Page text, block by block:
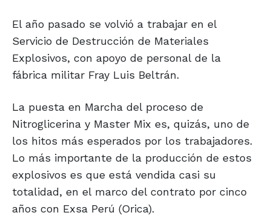
El año pasado se volvió a trabajar en el
Servicio de Destrucción de Materiales
Explosivos, con apoyo de personal de la
fábrica militar Fray Luis Beltrán.
La puesta en Marcha del proceso de
Nitroglicerina y Master Mix es, quizás, uno de
los hitos más esperados por los trabajadores.
Lo más importante de la producción de estos
explosivos es que está vendida casi su
totalidad, en el marco del contrato por cinco
años con Exsa Perú (Orica).